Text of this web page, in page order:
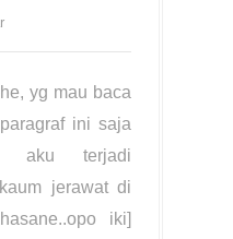
yg mau baca
ini saja
aku terjadi
jerawat di
iki]